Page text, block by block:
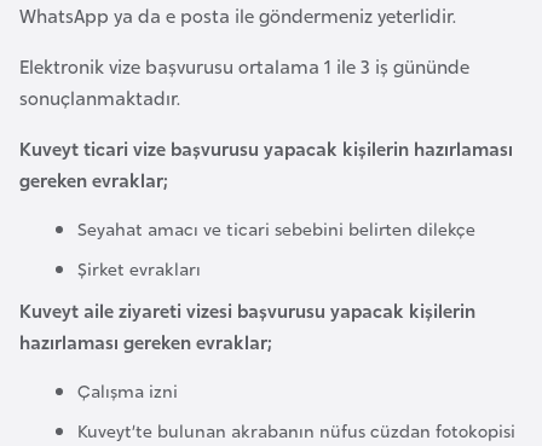
WhatsApp ya da e posta ile göndermeniz yeterlidir.
Elektronik vize başvurusu ortalama 1 ile 3 iş gününde
sonuçlanmaktadır.
Kuveyt ticari vize başvurusu yapacak kişilerin hazırlaması
gereken evraklar;
Seyahat amacı ve ticari sebebini belirten dilekçe
Şirket evrakları
Kuveyt aile ziyareti vizesi başvurusu yapacak kişilerin
hazırlaması gereken evraklar;
Çalışma izni
Kuveyt’te bulunan akrabanın nüfus cüzdan fotokopisi
u
r
i
n
s
o